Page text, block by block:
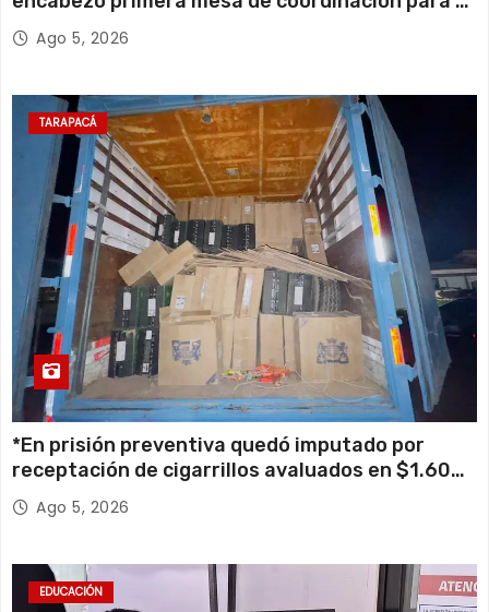
retiro de cables en desuso en Iquique
Ago 5, 2026
TARAPACÁ
*En prisión preventiva quedó imputado por
receptación de cigarrillos avaluados en $1.600
millones*
Ago 5, 2026
EDUCACIÓN